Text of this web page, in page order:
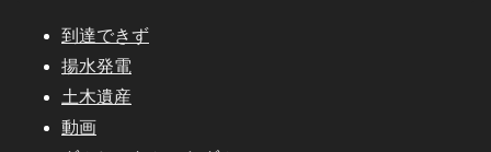
到達できず
揚水発電
土木遺産
動画